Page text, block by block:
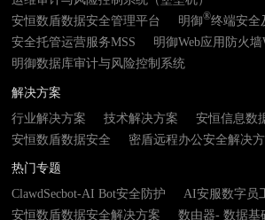
安恒数盾数据安全管理平台
明御®终端安全
安全托管运营服务MSS
明御Web应用防火墙
明御数据库审计与风险控制系统
解决方案
行业解决方案
技术解决方案
安恒信息数
安恒数盾数据安全
密盾远程办公安全解决
热门专题
ClawdSecbot-AI Bot安全防护
AI安服数字员
安恒数盾数据安全解决方案
数由器- 数据基